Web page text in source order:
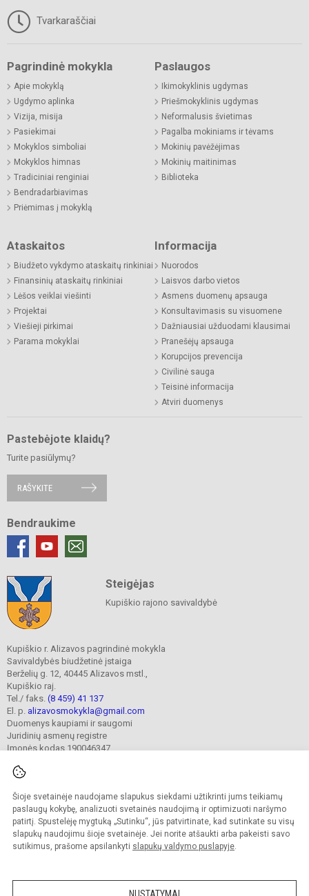
Šioje svetainėje naudojame slapukus siekdami užtikrinti jums teikiamų
paslaugų kokybę, analizuoti svetainės naudojimą ir optimizuoti naršymo
patirtį. Spustelėję mygtuką „Sutinku“, jūs patvirtinate, kad sutinkate su visų
slapukų naudojimu šioje svetainėje. Jei norite atšaukti arba pakeisti savo
sutikimus, prašome apsilankyti slapukų valdymo puslapyje.
NUSTATYMAI
Tvarkaraščiai
Pagrindinė mokykla
Apie mokyklą
Ugdymo aplinka
Vizija, misija
Pasiekimai
Mokyklos simboliai
Mokyklos himnas
Tradiciniai renginiai
Bendradarbiavimas
Priėmimas į mokyklą
Paslaugos
Ikimokyklinis ugdymas
Priešmokyklinis ugdymas
Neformalusis švietimas
Pagalba mokiniams ir tėvams
Mokinių pavėžėjimas
Mokinių maitinimas
Biblioteka
Ataskaitos
Biudžeto vykdymo ataskaitų rinkiniai
Finansinių ataskaitų rinkiniai
Lėšos veiklai viešinti
Projektai
Viešieji pirkimai
Parama mokyklai
Informacija
Nuorodos
Laisvos darbo vietos
Asmens duomenų apsauga
Konsultavimasis su visuomene
Dažniausiai užduodami klausimai
Pranešėjų apsauga
Korupcijos prevencija
Civilinė sauga
Teisinė informacija
Atviri duomenys
Pastebėjote klaidų?
Turite pasiūlymų?
RAŠYKITE
Bendraukime
Steigėjas
Kupiškio rajono savivaldybė
Kupiškio r. Alizavos pagrindinė mokykla
Savivaldybės biudžetinė įstaiga
Berželių g. 12, 40445 Alizavos mstl.,
Kupiškio raj.
Tel./ faks. (8 459) 41 137
El. p. alizavosmokykla@gmail.com
Duomenys kaupiami ir saugomi
Juridinių asmenų registre
Įmonės kodas 190046347
© 2023. Kupiškio r. Alizavos pagrindinė mokykla. Visos teisės saugomos.
Kopijuoti turinį be raštiško įstaigos administracijos sutikimo griežtai draudžiama.
Prieinamumo paraiška Slapukų valdymas
Sumanus būdas atnaujinti